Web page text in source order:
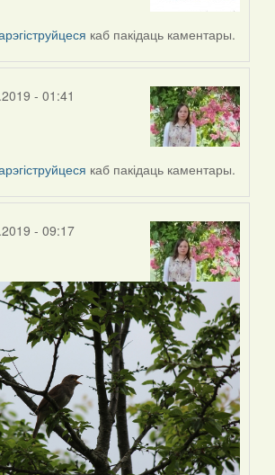
каб пакідаць каментары.
- 01:41
каб пакідаць каментары.
- 09:17